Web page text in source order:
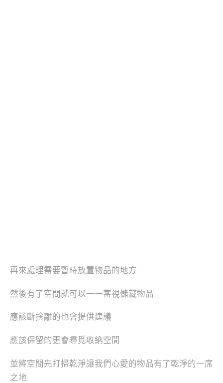
再來處理需要暫時放置物品的地方
然後有了空間就可以一一審視儲藏物品
應該斷捨離的也會提供建議
應該保留的更會尋覓收納空間
並將空間先打掃乾淨讓我們心愛的物品有了乾淨的一席
之地